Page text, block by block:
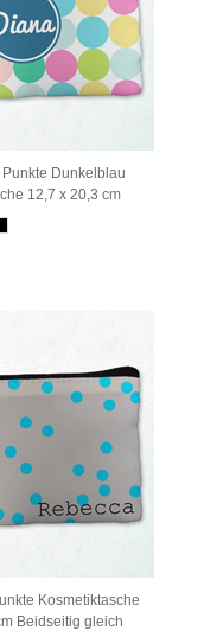
Dunkelblau
12,7 x 20,3 cm
Kosmetiktasche
Beidseitig gleich